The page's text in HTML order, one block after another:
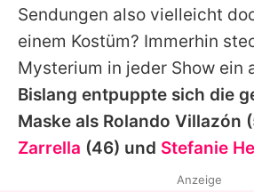
Sendungen also vielleicht
einem Kostüm? Immerhin
Mysterium in jeder Show ein
Bislang entpuppte sich die
Maske als Rolando Villazón
Zarrella (46) und Stefanie
Anzeige